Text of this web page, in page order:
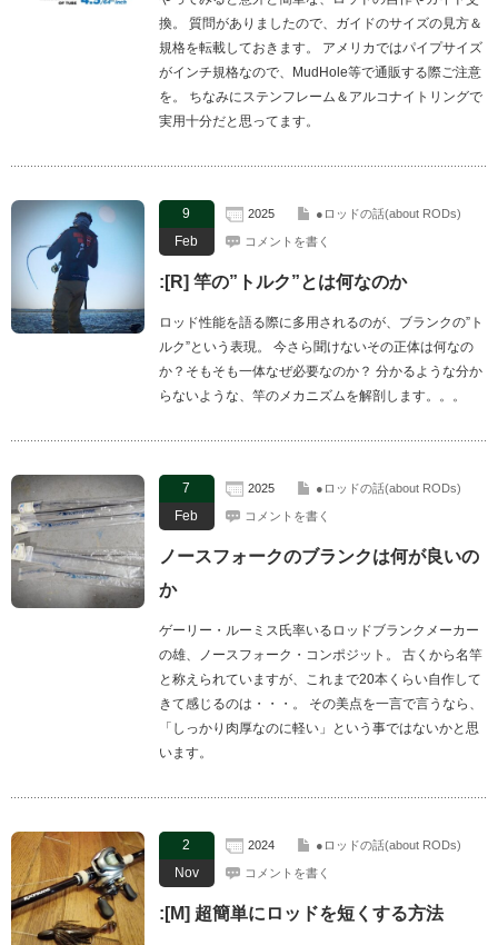
換。 質問がありましたので、ガイドのサイズの見方＆
規格を転載しておきます。 アメリカではパイプサイズ
がインチ規格なので、MudHole等で通販する際ご注意
を。 ちなみにステンフレーム＆アルコナイトリングで
実用十分だと思ってます。
9
Feb
2025 ●ロッドの話(about RODs)
コメントを書く
:[R] 竿の”トルク”とは何なのか
ロッド性能を語る際に多用されるのが、ブランクの”ト
ルク”という表現。 今さら聞けないその正体は何なの
か？そもそも一体なぜ必要なのか？ 分かるような分か
らないような、竿のメカニズムを解剖します。。。
7
Feb
2025 ●ロッドの話(about RODs)
コメントを書く
ノースフォークのブランクは何が良いの
か
ゲーリー・ルーミス氏率いるロッドブランクメーカー
の雄、ノースフォーク・コンポジット。 古くから名竿
と称えられていますが、これまで20本くらい自作して
きて感じるのは・・・。 その美点を一言で言うなら、
「しっかり肉厚なのに軽い」という事ではないかと思
います。
2
Nov
2024 ●ロッドの話(about RODs)
コメントを書く
:[M] 超簡単にロッドを短くする方法